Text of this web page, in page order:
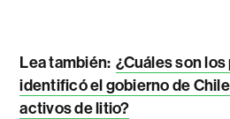
Lea también: ¿Cuáles son
identificó el gobierno de
activos de litio?